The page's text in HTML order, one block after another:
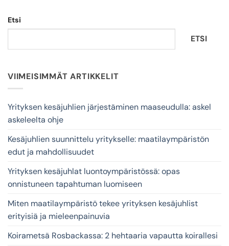
Etsi
ETSI
VIIMEISIMMÄT ARTIKKELIT
Yrityksen kesäjuhlien järjestäminen maaseudulla: askel
askeleelta ohje
Kesäjuhlien suunnittelu yritykselle: maatilaympäristön
edut ja mahdollisuudet
Yrityksen kesäjuhlat luontoympäristössä: opas
onnistuneen tapahtuman luomiseen
Miten maatilaympäristö tekee yrityksen kesäjuhlist
erityisiä ja mieleenpainuvia
Koirametsä Rosbackassa: 2 hehtaaria vapautta koirallesi